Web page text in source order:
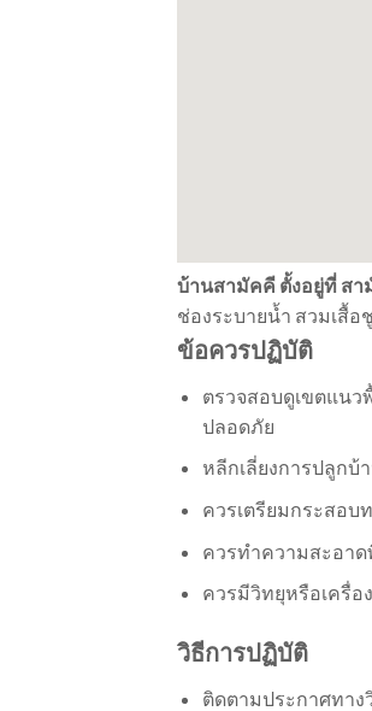
บ้านสามัคคี ตั้งอยู่ที่ สา
ช่องระบายน้ำ สวมเสื้
ข้อควรปฏิบัติ
ตรวจสอบดูเขตแน
ปลอดภัย
หลีกเลี่ยงการปลูก
ควรเตรียมกระสอบ
ควรทำความสะอา
ควรมีวิทยุหรือเครื่อ
วิธีการปฏิบัติ
ติดตามประกาศทา